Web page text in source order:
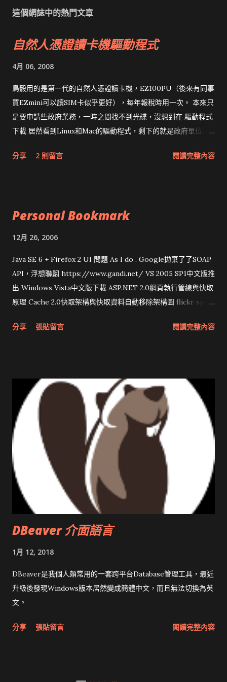
這個網誌中的熱門文章
自然人憑證讀卡機驅動程式
4月 06, 2008
鳥毅用的是第一代的自然人憑證讀卡機，EZ100PU（後來有同事
買EZmini可以讀SIM卡似乎更好），每年報稅時用一次。 本來只
是要申請些政府業務，一時之間找不到光碟，沒想到在 驅動程式
下載 居然看到Linux和Mac的驅動程式，剩下的就是政府單位的
分享 2 則留言 閱讀完整內容
Personal Bookmark
12月 26, 2006
Java SE 6 + Firefox 2 UI 問題 As I do . Google拋棄了了SOAP
API，浮想聯翩 https://www.gandi.net/ VS 2005 SP1中文版推
出 Windows Vista中文版下載 ASP.NET 2.0網頁執行管線與快取
原理 Cache 2.0快取架構與快取資料自動移除架構圖 flickr sync
圖治推動改革 Wait and see 國內某SOC疑遭駭客入侵 大砲開講
分享 張貼留言 閱讀完整內容
DBeaver 介面語言
1月 12, 2018
DBeaver是我個人頗常用的一套跨平台Database管理工具，最近
升級後發現Windows版本居然變成簡體中文，而且無法切換為英
文。
分享 張貼留言 閱讀完整內容